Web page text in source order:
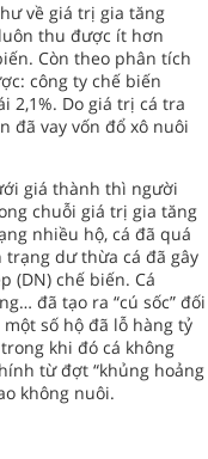
về giá trị gia tăng
thu được ít hơn
Còn theo phân tích
công ty chế biến
2,1%. Do giá trị cá tra
đã vay vốn đổ xô nuôi
giá thành thì người
chuỗi giá trị gia tăng
nhiều hộ, cá đã quá
dư thừa cá đã gây
(DN) chế biến. Cá
đã tạo ra “cú sốc” đối
số hộ đã lỗ hàng tỷ
khi đó cá không
từ đợt “khủng hoảng
không nuôi.